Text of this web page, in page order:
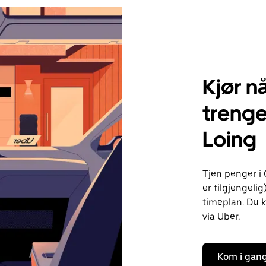
Kjør
Loing
Tjen penger i
er
timeplan. Du
via Uber.
Kom i